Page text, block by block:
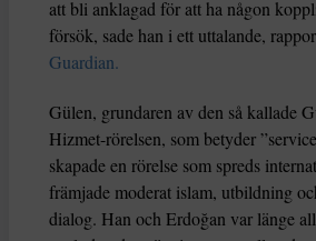
att bli anklagad för att ha någon
försök, sade han i ett uttalande,
Guardian.
Gülen, grundaren av den så kallade
Hizmet-rörelsen, som betyder
skapade en rörelse som spreds
främjade moderat islam, utbildning
dialog. Han och Erdoğan var länge